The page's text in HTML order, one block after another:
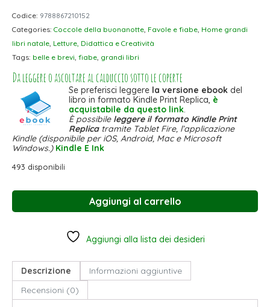
Codice: 9788867210152
Categories: Coccole della buonanotte Favole e fiabe Home grandi
libri natale Letture, Didattica e Creatività
Tags: belle e brevi fiabe grandi libri
Da leggere o ascoltare al calduccio sotto le coperte
Se preferisci leggere la versione ebook del
libro in formato Kindle Print Replica, è
acquistabile da questo link.
È possibile leggere il formato Kindle Print
Replicatramite Tablet Fire, l’applicazione
Kindle (disponibile per iOS, Android, Mac e Microsoft
Windows.) Kindle E Ink
493 disponibili
Aggiungi al carrello
Aggiungi alla lista dei desideri
Descrizione
Informazioni aggiuntive
Recensioni (0)